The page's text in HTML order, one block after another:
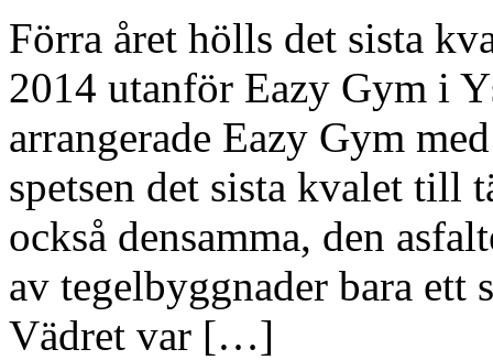
Förra året hölls det sista
2014 utanför Eazy Gym i
arrangerade Eazy Gym
spetsen det sista kvalet till
också densamma, den
av tegelbyggnader bara ett
Vädret var […]